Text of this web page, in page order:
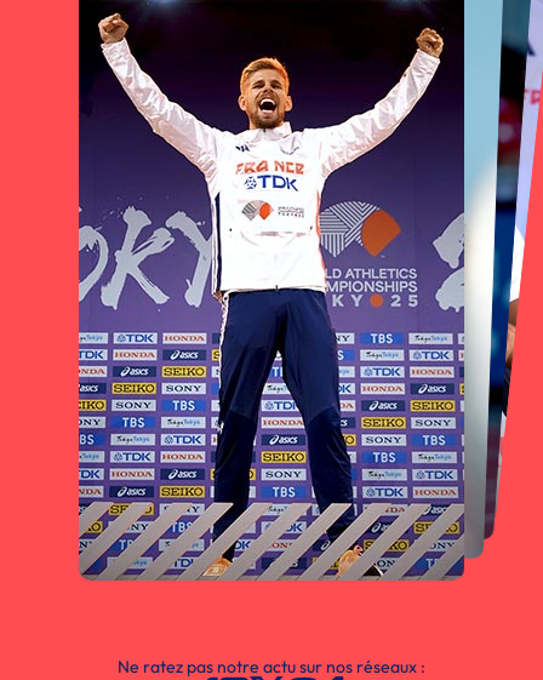
Ne ratez pas notre actu sur nos réseaux :